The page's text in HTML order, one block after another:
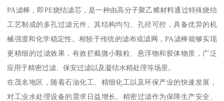
PA滤棒，即PE烧结滤芯，是一种由高分子聚乙烯材料通过特殊烧结
工艺制成的多孔过滤元件。其结构均匀、孔径可控，具备优异的机
械强度和化学稳定性。相较于传统的滤布或滤网，PA滤棒能够实现
更精细的过滤效果，有效拦截微小颗粒、悬浮物和胶体物质，广泛
应用于精密过滤、保安过滤以及凝结水精处理等场景。
在茂名地区，随着石油化工、精细化工以及环保产业的快速发展，
对工业水处理设备的需求日益增长。精密过滤作为保障生产安全、